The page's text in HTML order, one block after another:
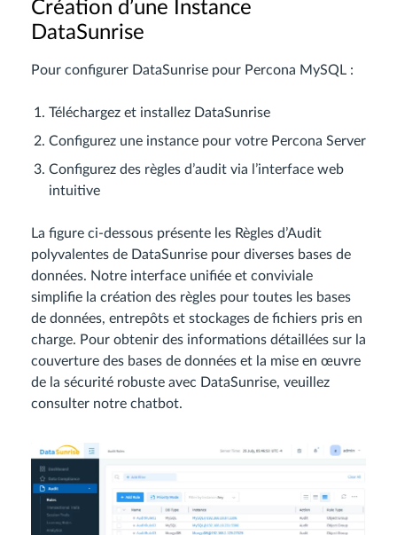
Création d’une Instance
DataSunrise
Pour configurer DataSunrise pour Percona MySQL :
Téléchargez et installez DataSunrise
Configurez une instance pour votre Percona Server
Configurez des règles d’audit via l’interface web
intuitive
La figure ci-dessous présente les Règles d’Audit
polyvalentes de DataSunrise pour diverses bases de
données. Notre interface unifiée et conviviale
simplifie la création des règles pour toutes les bases
de données, entrepôts et stockages de fichiers pris en
charge. Pour obtenir des informations détaillées sur la
couverture des bases de données et la mise en œuvre
de la sécurité robuste avec DataSunrise, veuillez
consulter notre chatbot.